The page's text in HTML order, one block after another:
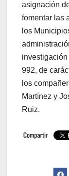
asignación
fomentar las
los
992, de
los
Martínez y
Ruiz.